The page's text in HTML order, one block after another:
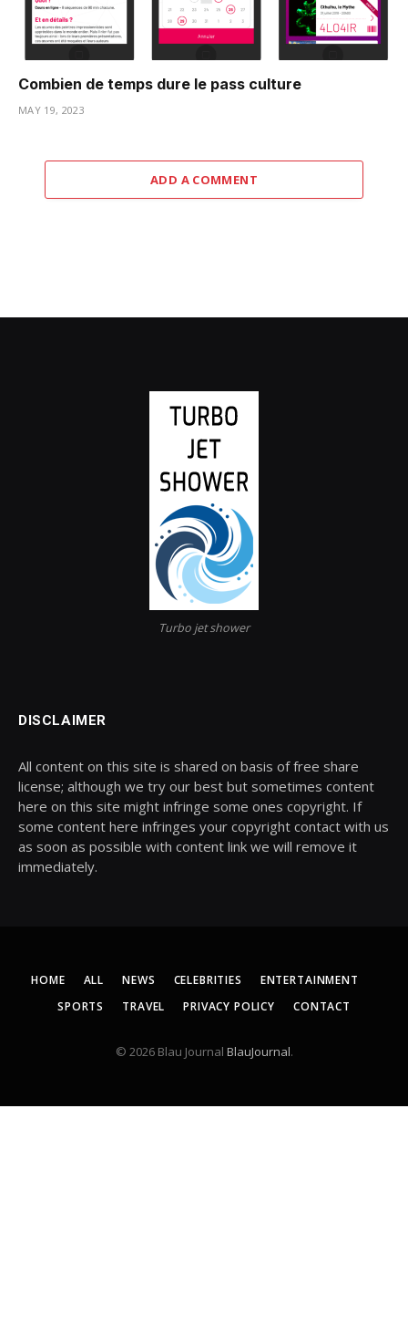
Combien de temps dure le pass culture
MAY 19, 2023
ADD A COMMENT
Turbo jet shower
DISCLAIMER
All content on this site is shared on basis of free share
license; although we try our best but sometimes content
here on this site might infringe some ones copyright. If
some content here infringes your copyright contact with us
as soon as possible with content link we will remove it
immediately.
HOME ALL NEWS CELEBRITIES
ENTERTAINMENT
SPORTS
TRAVEL PRIVACY POLICY CONTACT
© 2026 Blau Journal BlauJournal.